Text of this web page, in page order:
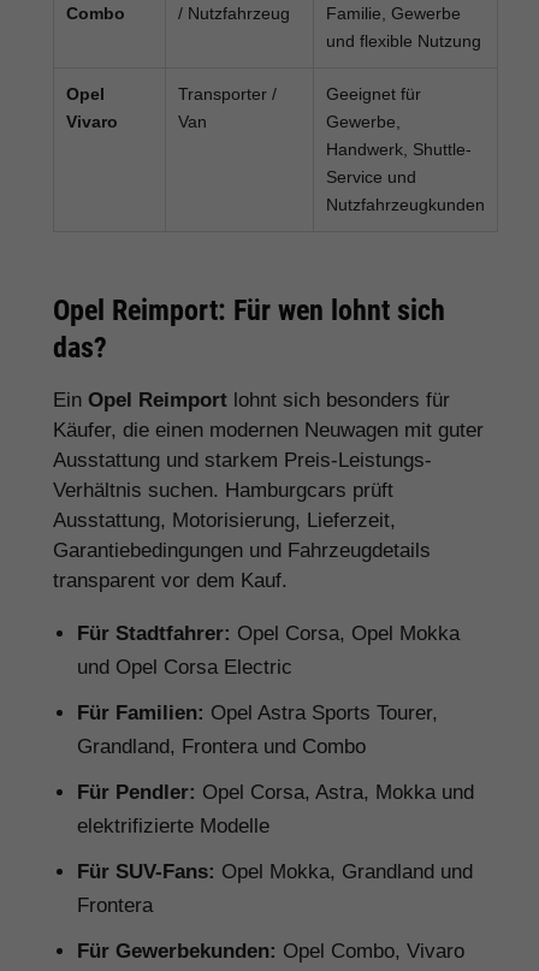
Combo
/ Nutzfahrzeug
Familie, Gewerbe
und flexible Nutzung
Opel
Vivaro
Transporter /
Van
Geeignet für
Gewerbe,
Handwerk, Shuttle-
Service und
Nutzfahrzeugkunden
Opel Reimport: Für wen lohnt sich
das?
Ein Opel Reimport lohnt sich besonders für
Käufer, die einen modernen Neuwagen mit guter
Ausstattung und starkem Preis-Leistungs-
Verhältnis suchen. Hamburgcars prüft
Ausstattung, Motorisierung, Lieferzeit,
Garantiebedingungen und Fahrzeugdetails
transparent vor dem Kauf.
Für Stadtfahrer: Opel Corsa, Opel Mokka
und Opel Corsa Electric
Für Familien: Opel Astra Sports Tourer,
Grandland, Frontera und Combo
Für Pendler: Opel Corsa, Astra, Mokka und
elektrifizierte Modelle
Für SUV-Fans: Opel Mokka, Grandland und
Frontera
Für Gewerbekunden: Opel Combo, Vivaro